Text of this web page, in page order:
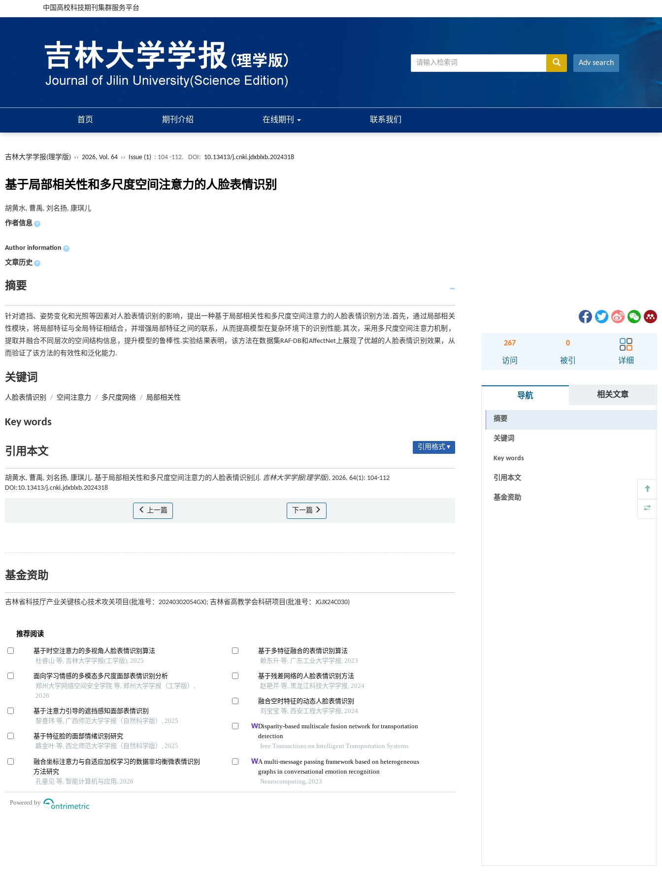
中国高校科技期刊集群服务平台
Adv search
首页 期刊介绍 在线期刊 联系我们
吉林大学学报(理学版) ›› 2026, Vol. 64 ›› Issue (1) : 104 -112. DOI: 10.13413/j.cnki.jdxblxb.2024318
基于局部相关性和多尺度空间注意力的人脸表情识别
胡黄水, 曹禹, 刘名扬, 康琪儿
作者信息 +
Author information +
文章历史 +
摘要
针对遮挡、姿势变化和光照等因素对人脸表情识别的影响，提出一种基于局部相关性和多尺度空间注意力的人脸表情识别方法.首先，通过局部相关
性模块，将局部特征与全局特征相结合，并增强局部特征之间的联系，从而提高模型在复杂环境下的识别性能.其次，采用多尺度空间注意力机制，
提取并融合不同层次的空间结构信息，提升模型的鲁棒性.实验结果表明，该方法在数据集RAF-DB和AffectNet上展现了优越的人脸表情识别效果，从
而验证了该方法的有效性和泛化能力.
关键词
人脸表情识别 / 空间注意力 / 多尺度网络 / 局部相关性
Key words
引用本文 引用格式 ▾
胡黄水, 曹禹, 刘名扬, 康琪儿. 基于局部相关性和多尺度空间注意力的人脸表情识别[J]. 吉林大学学报(理学版), 2026, 64(1): 104-112
DOI:10.13413/j.cnki.jdxblxb.2024318
上一篇 下一篇
基金资助
吉林省科技厅产业关键核心技术攻关项目(批准号：20240302054GX); 吉林省高教学会科研项目(批准号：JGJX24C030)
267
访问
0
被引 详细
导航 相关文章
摘要
关键词
Key words
引用本文
基金资助